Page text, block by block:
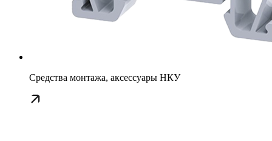
Средства монтажа, аксессуары НКУ